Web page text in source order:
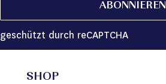
ABONNIEREN
geschützt durch reCAPTCHA
SHOP